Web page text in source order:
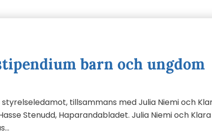
barn och ungdom
styrelseledamot, tillsammans med Julia Niemi och
Stenudd, Haparandabladet. Julia Niemi och Klara